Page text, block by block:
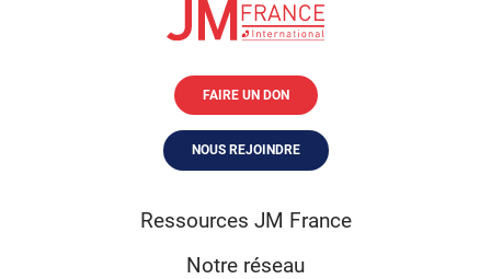
FAIRE UN DON
NOUS REJOINDRE
Ressources JM France
Notre réseau